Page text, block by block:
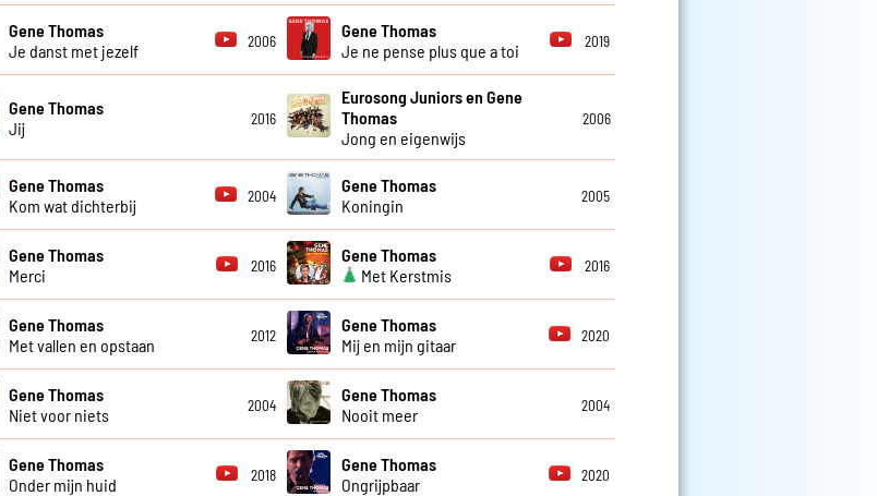
Gene Thomas
Je danst met jezelf
2006
Gene Thomas
Je ne pense plus que a toi
2019
Gene Thomas
Jij
2016
Eurosong Juniors en Gene
Thomas
Jong en eigenwijs
2006
Gene Thomas
Kom wat dichterbij
2004
Gene Thomas
Koningin
2005
Gene Thomas
Merci
2016
Gene Thomas
Met Kerstmis
2016
Gene Thomas
Met vallen en opstaan
2012
Gene Thomas
Mij en mijn gitaar
2020
Gene Thomas
Niet voor niets
2004
Gene Thomas
Nooit meer
2004
Gene Thomas
Onder mijn huid
2018
Gene Thomas
Ongrijpbaar
2020